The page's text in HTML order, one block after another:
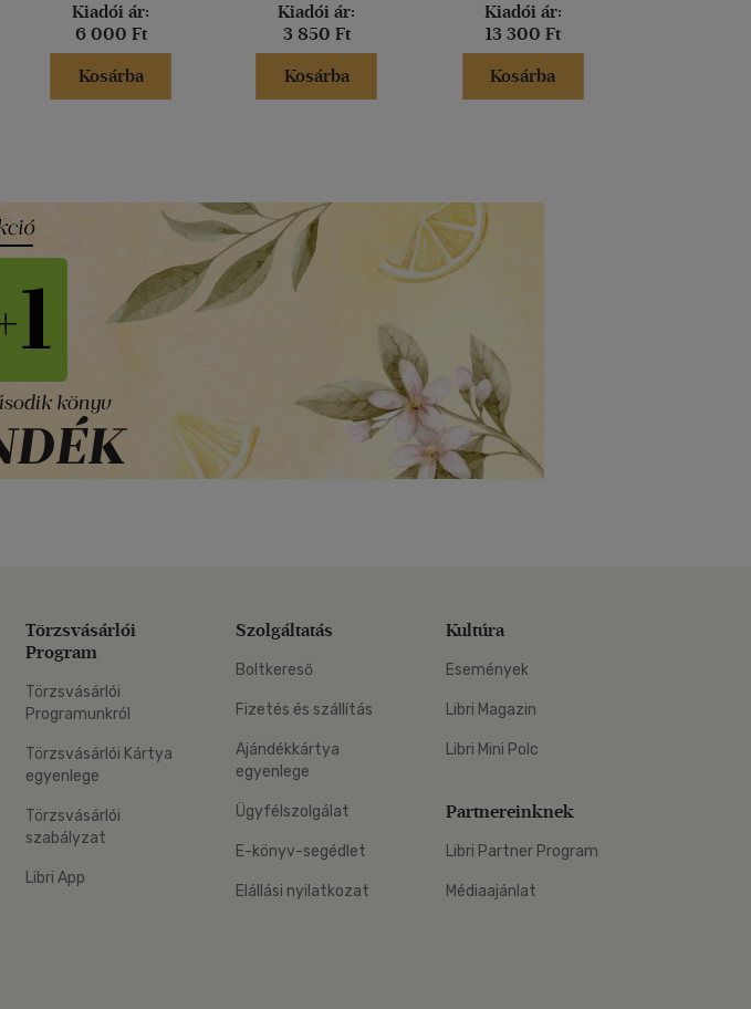
Kiadói ár:
6 000 Ft
Kosárba
Kiadói ár:
3 850 Ft
Kosárba
Kiadói ár:
13 300 Ft
Kosárba
Törzsvásárlói
Program
Törzsvásárlói
Programunkról
Törzsvásárlói Kártya
egyenlege
Törzsvásárlói
szabályzat
Libri App
Szolgáltatás
Boltkereső
Fizetés és szállítás
Ajándékkártya
egyenlege
Ügyfélszolgálat
E-könyv-segédlet
Elállási nyilatkozat
Kultúra
Események
Libri Magazin
Libri Mini Polc
Partnereinknek
Libri Partner Program
Médiaajánlat